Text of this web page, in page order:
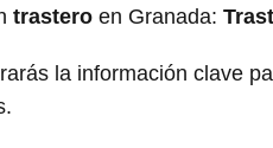
trastero en Granada:
la información clave